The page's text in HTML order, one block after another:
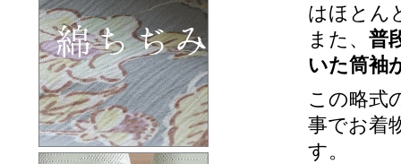
はほとん
また、 普
いた筒袖
この略式
事でお着
す。